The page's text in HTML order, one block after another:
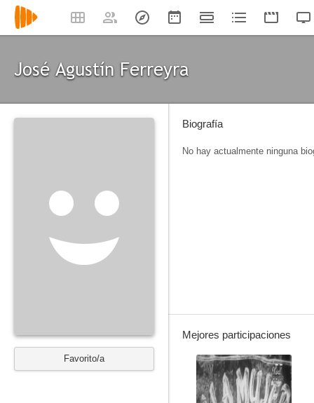
José Agustín Ferreyra
Favorito/a
Biografía
No hay actualmente ninguna
Mejores participaciones
--